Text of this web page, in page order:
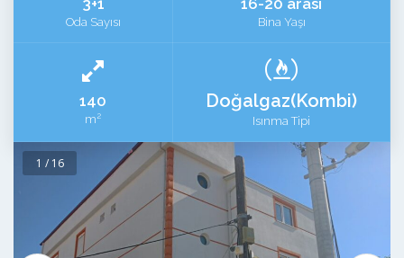
Oda Sayısı Bina Yaşı
140
m2
Doğalgaz(Kombi)
Isınma Tipi
1 / 16